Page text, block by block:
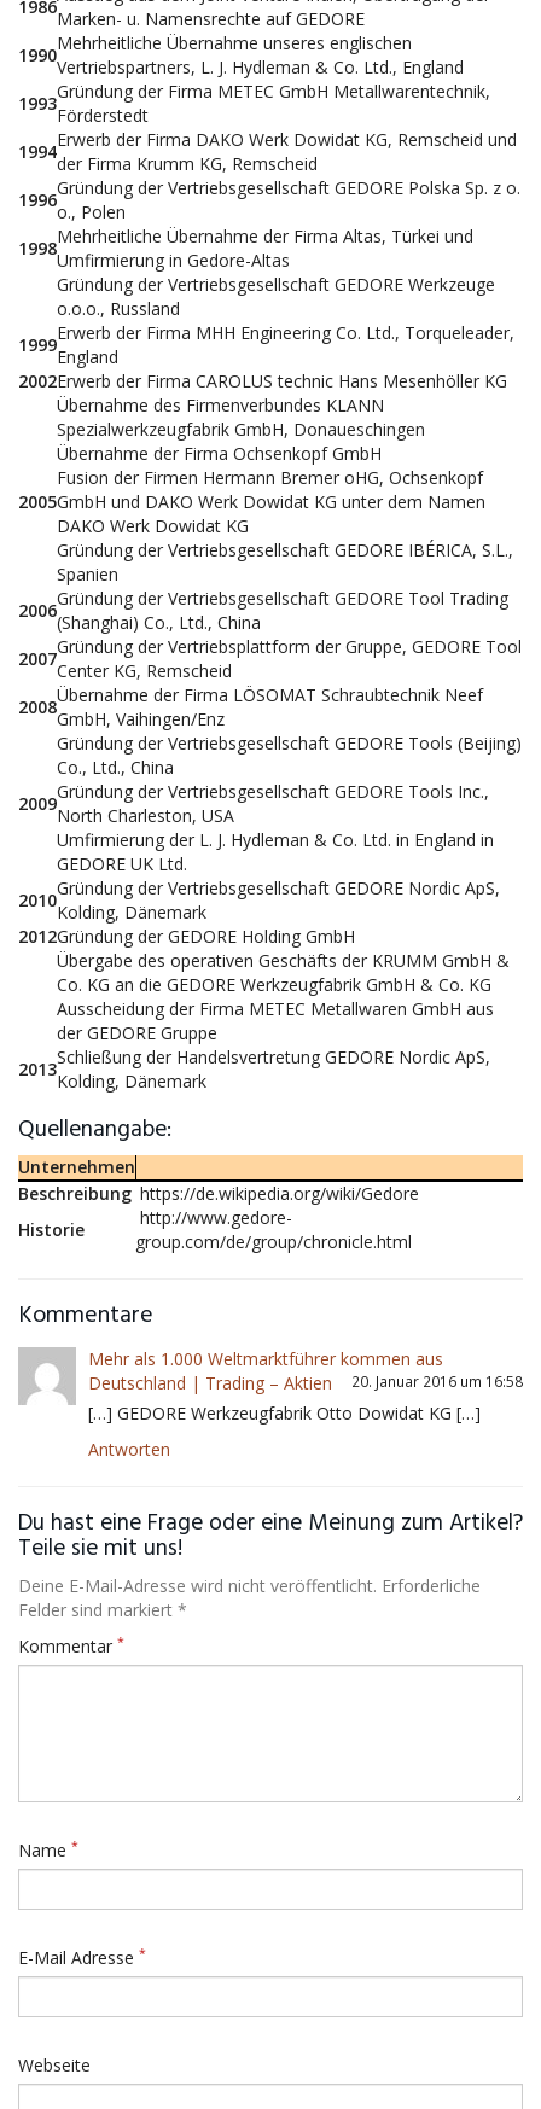
1986
Marken- u. Namensrechte auf GEDORE
1990
Mehrheitliche Übernahme unseres englischen
Vertriebspartners, L. J. Hydleman & Co. Ltd., England
1993
Gründung der Firma METEC GmbH Metallwarentechnik,
Förderstedt
1994
Erwerb der Firma DAKO Werk Dowidat KG, Remscheid und
der Firma Krumm KG, Remscheid
1996
Gründung der Vertriebsgesellschaft GEDORE Polska Sp. z o.
o., Polen
1998
Mehrheitliche Übernahme der Firma Altas, Türkei und
Umfirmierung in Gedore-Altas
Gründung der Vertriebsgesellschaft GEDORE Werkzeuge
o.o.o., Russland
1999
Erwerb der Firma MHH Engineering Co. Ltd., Torqueleader,
England
2002Erwerb der Firma CAROLUS technic Hans Mesenhöller KG
Übernahme des Firmenverbundes KLANN
Spezialwerkzeugfabrik GmbH, Donaueschingen
Übernahme der Firma Ochsenkopf GmbH
2005
Fusion der Firmen Hermann Bremer oHG, Ochsenkopf
GmbH und DAKO Werk Dowidat KG unter dem Namen
DAKO Werk Dowidat KG
Gründung der Vertriebsgesellschaft GEDORE IBÉRICA, S.L.,
Spanien
2006
Gründung der Vertriebsgesellschaft GEDORE Tool Trading
(Shanghai) Co., Ltd., China
2007
Gründung der Vertriebsplattform der Gruppe, GEDORE Tool
Center KG, Remscheid
2008
Übernahme der Firma LÖSOMAT Schraubtechnik Neef
GmbH, Vaihingen/Enz
Gründung der Vertriebsgesellschaft GEDORE Tools (Beijing)
Co., Ltd., China
2009
Gründung der Vertriebsgesellschaft GEDORE Tools Inc.,
North Charleston, USA
Umfirmierung der L. J. Hydleman & Co. Ltd. in England in
GEDORE UK Ltd.
2010
Gründung der Vertriebsgesellschaft GEDORE Nordic ApS,
Kolding, Dänemark
2012Gründung der GEDORE Holding GmbH
Übergabe des operativen Geschäfts der KRUMM GmbH &
Co. KG an die GEDORE Werkzeugfabrik GmbH & Co. KG
Ausscheidung der Firma METEC Metallwaren GmbH aus
der GEDORE Gruppe
2013
Schließung der Handelsvertretung GEDORE Nordic ApS,
Kolding, Dänemark
Quellenangabe:
Unternehmen
Beschreibung https://de.wikipedia.org/wiki/Gedore
Historie
http://www.gedore-
group.com/de/group/chronicle.html
Kommentare
Mehr als 1.000 Weltmarktführer kommen aus
Deutschland | Trading – Aktien
20. Januar 2016 um 16:58
[…] GEDORE Werkzeugfabrik Otto Dowidat KG […]
Antworten
Du hast eine Frage oder eine Meinung zum Artikel?
Teile sie mit uns!
Deine E-Mail-Adresse wird nicht veröffentlicht. Erforderliche
Felder sind markiert *
Kommentar *
Name *
E-Mail Adresse *
Webseite